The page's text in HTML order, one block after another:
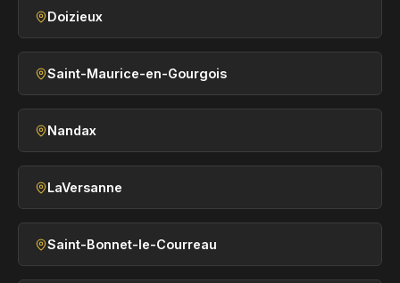
Doizieux
Saint-Maurice-en-Gourgois
Nandax
LaVersanne
Saint-Bonnet-le-Courreau